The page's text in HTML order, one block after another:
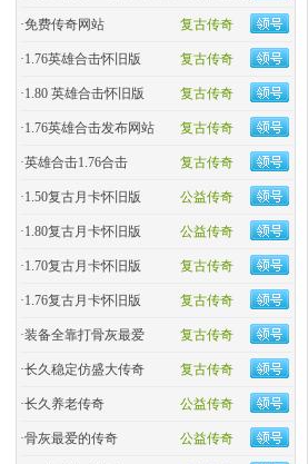
复古传奇
·免费传奇网站
复古传奇
·1.76英雄合击怀旧版
复古传奇
·1.80 英雄合击怀旧版
复古传奇
·1.76英雄合击发布网站
复古传奇
·英雄合击1.76合击
公益传奇
·1.50复古月卡怀旧版
公益传奇
·1.80复古月卡怀旧版
复古传奇
·1.70复古月卡怀旧版
复古传奇
·1.76复古月卡怀旧版
复古传奇
·装备全靠打骨灰最爱
复古传奇
·长久稳定仿盛大传奇
公益传奇
·长久养老传奇
公益传奇
·骨灰最爱的传奇